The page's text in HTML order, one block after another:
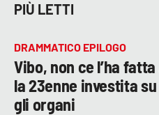
PIÙ LETTI
DRAMMATICO EPILOGO
Vibo, non ce l’ha
la 23enne investita
gli organi